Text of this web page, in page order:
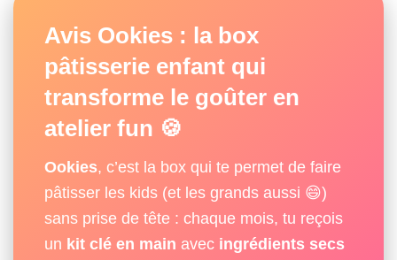
Avis Ookies : la box
pâtisserie enfant qui
transforme le goûter en
atelier fun 🍪
Ookies, c’est la box qui te permet de faire
pâtisser les kids (et les grands aussi 😄)
sans prise de tête : chaque mois, tu reçois
un kit clé en main avec ingrédients secs